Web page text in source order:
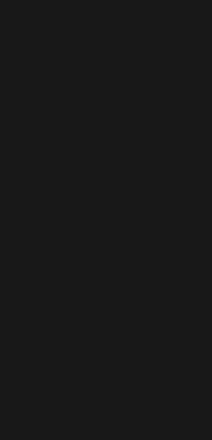
"Ryzyko
z NATO rośnie"